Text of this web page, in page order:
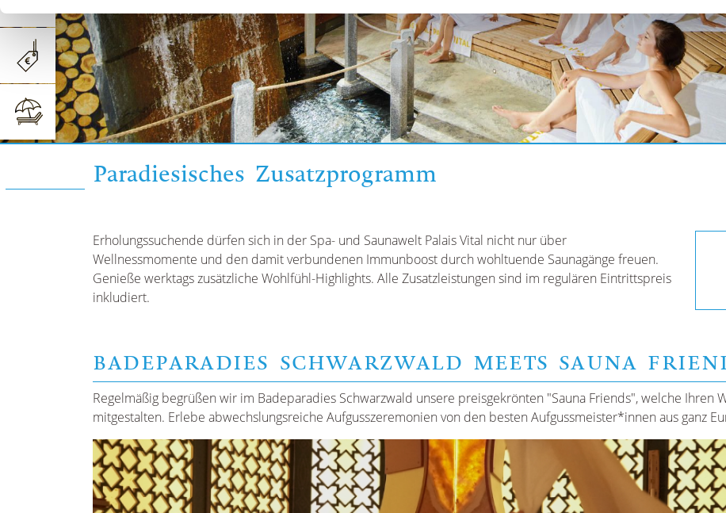
Paradiesisches Zusatzprogramm
Erholungssuchende dürfen sich in der Spa- und Saunawelt Palais Vital nicht nur über
Wellnessmomente und den damit verbundenen Immunboost durch wohltuende Saunagänge freuen.
Genieße werktags zusätzliche Wohlfühl-Highlights. Alle Zusatzleistungen sind im regulären Eintrittspreis
inkludiert.
BADEPARADIES SCHWARZWALD MEETS SAUNA
Regelmäßig begrüßen wir im Badeparadies Schwarzwald unsere preisgekrönten "Sauna Friends", welche Ihren
mitgestalten. Erlebe abwechslungsreiche Aufgusszeremonien von den besten Aufgussmeister*innen aus ganz